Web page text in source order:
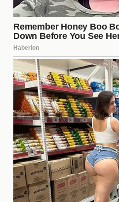
¿Por qué es
permanencia de
el Sevilla FC?
La permanencia de
crucial para el Sevilla FC,
habilidades son
equipo. Su capacidad
liderar desde la portería
que el club
incertidumbre. Además,
motivar a otros jugadores
es esencial para las
competiciones